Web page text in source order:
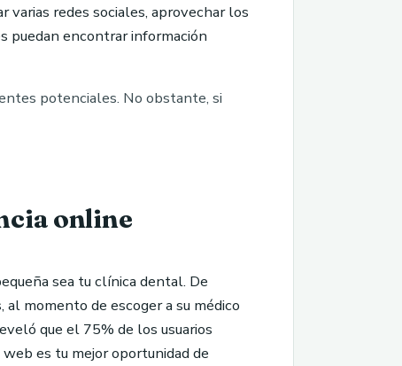
varias redes sociales, aprovechar los
puedan encontrar información
potenciales. No obstante, si
online
sea tu clínica dental. De
momento de escoger a su médico
que el 75% de los usuarios
es tu mejor oportunidad de